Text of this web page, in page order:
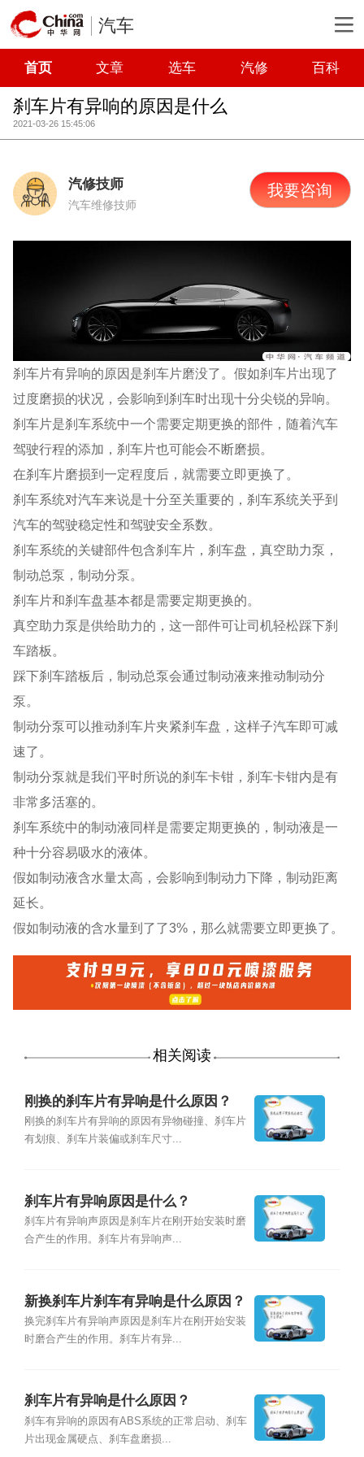
汽车
首页 文章 选车 汽修 百科
刹车片有异响的原因是什么
2021-03-26 15:45:06
汽修技师
汽车维修技师
我要咨询
刹车片有异响的原因是刹车片磨没了。假如刹车片出现了
过度磨损的状况，会影响到刹车时出现十分尖锐的异响。
刹车片是刹车系统中一个需要定期更换的部件，随着汽车
驾驶行程的添加，刹车片也可能会不断磨损。
在刹车片磨损到一定程度后，就需要立即更换了。
刹车系统对汽车来说是十分至关重要的，刹车系统关乎到
汽车的驾驶稳定性和驾驶安全系数。
刹车系统的关键部件包含刹车片，刹车盘，真空助力泵，
制动总泵，制动分泵。
刹车片和刹车盘基本都是需要定期更换的。
真空助力泵是供给助力的，这一部件可让司机轻松踩下刹
车踏板。
踩下刹车踏板后，制动总泵会通过制动液来推动制动分
泵。
制动分泵可以推动刹车片夹紧刹车盘，这样子汽车即可减
速了。
制动分泵就是我们平时所说的刹车卡钳，刹车卡钳内是有
非常多活塞的。
刹车系统中的制动液同样是需要定期更换的，制动液是一
种十分容易吸水的液体。
假如制动液含水量太高，会影响到制动力下降，制动距离
延长。
假如制动液的含水量到了了3%，那么就需要立即更换了。
相关阅读
刚换的刹车片有异响是什么原因？
刚换的刹车片有异响的原因有异物碰撞、刹车片
有划痕、刹车片装偏或刹车尺寸...
刹车片有异响原因是什么？
刹车片有异响声原因是刹车片在刚开始安装时磨
合产生的作用。刹车片有异响声...
新换刹车片刹车有异响是什么原因？
换完刹车片有异响声原因是刹车片在刚开始安装
时磨合产生的作用。刹车片有异...
刹车片有异响是什么原因？
刹车有异响的原因有ABS系统的正常启动、刹车
片出现金属硬点、刹车盘磨损...